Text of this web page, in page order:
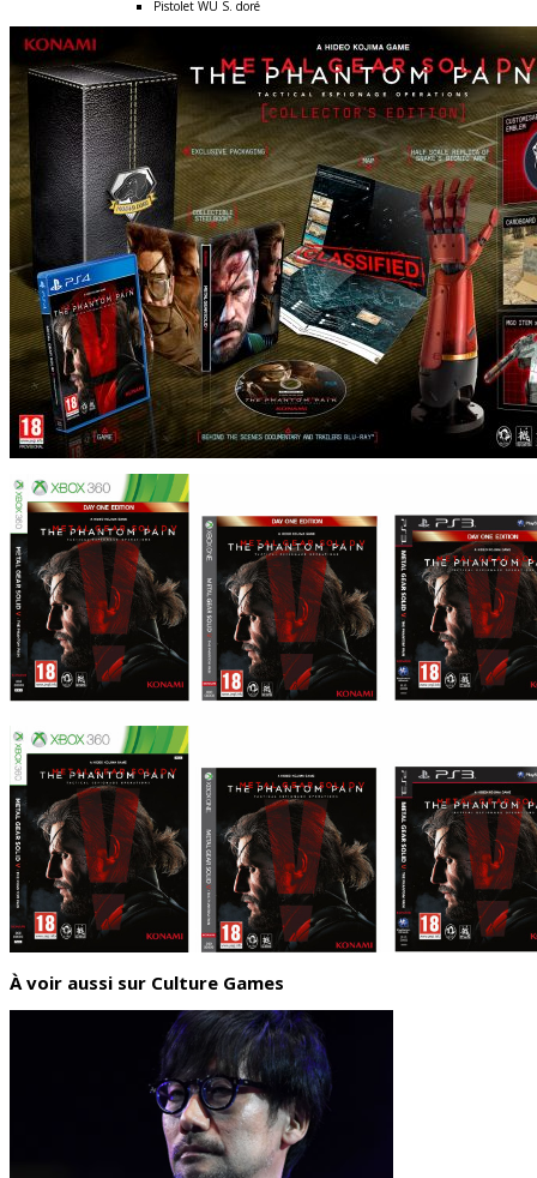
Pistolet WU S. doré
À voir aussi sur Culture Games